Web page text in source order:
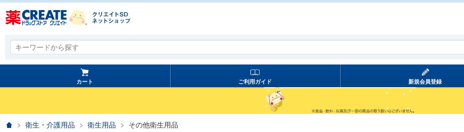
キーワードから探す
キーワードから探す
カート ご利用ガイド 新規会員登録
ホーム衛生・介護用品 衛生用品 その他衛生用品